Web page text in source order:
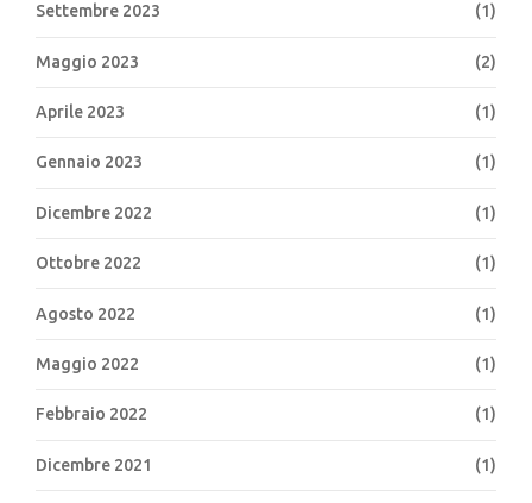
Settembre 2023 (1)
Maggio 2023 (2)
Aprile 2023 (1)
Gennaio 2023 (1)
Dicembre 2022 (1)
Ottobre 2022 (1)
Agosto 2022 (1)
Maggio 2022 (1)
Febbraio 2022 (1)
Dicembre 2021 (1)